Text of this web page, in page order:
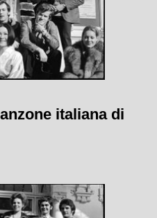
italiana di